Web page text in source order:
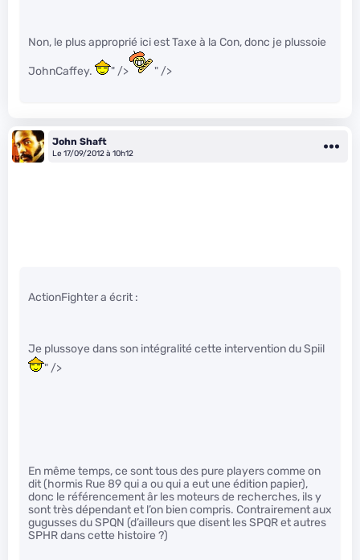
Non, le plus approprié ici est Taxe à la Con, donc je plussoie
JohnCaffey. " /> " />
John Shaft
Le 17/09/2012 à 10h12
ActionFighter a écrit :
Je plussoye dans son intégralité cette intervention du Spiil
" />
En même temps, ce sont tous des pure players comme on
dit (hormis Rue 89 qui a ou qui a eut une édition papier),
donc le référencement âr les moteurs de recherches, ils y
sont très dépendant et l’on bien compris. Contrairement aux
gugusses du SPQN (d’ailleurs que disent les SPQR et autres
SPHR dans cette histoire ?)